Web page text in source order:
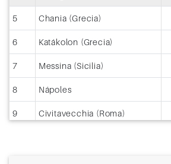
5 Chania (Grecia)
6 Katákolon (Grecia)
7 Messina (Sicilia)
8 Nápoles
9 Civitavecchia (Roma)